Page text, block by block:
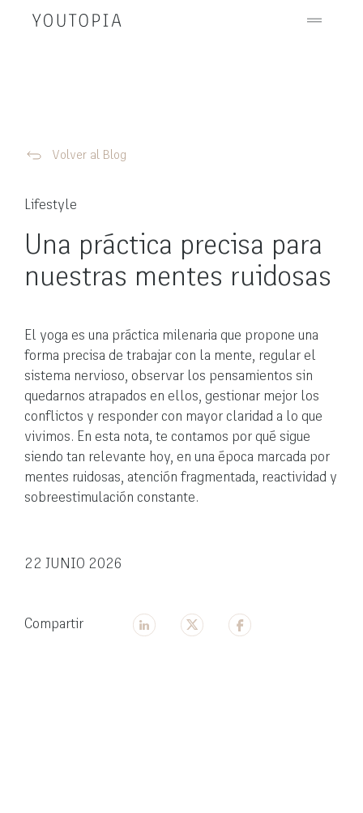
Volver al Blog
Lifestyle
Una práctica precisa para
nuestras mentes ruidosas
El yoga es una práctica milenaria que propone una
forma precisa de trabajar con la mente, regular el
sistema nervioso, observar los pensamientos sin
quedarnos atrapados en ellos, gestionar mejor los
conflictos y responder con mayor claridad a lo que
vivimos. En esta nota, te contamos por qué sigue
siendo tan relevante hoy, en una época marcada por
mentes ruidosas, atención fragmentada, reactividad y
sobreestimulación constante.
22 JUNIO 2026
Compartir